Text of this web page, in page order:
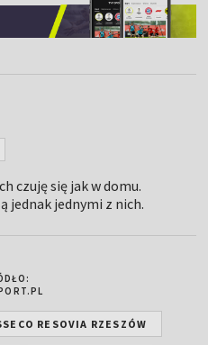
czuję się jak w domu.
jednak jednymi z nich.
RESOVIA RZESZÓW